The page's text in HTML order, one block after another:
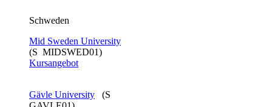
Schweden
Mid Sweden University
(S MIDSWED01)
Kursangebot
Gävle University​ ​ (S